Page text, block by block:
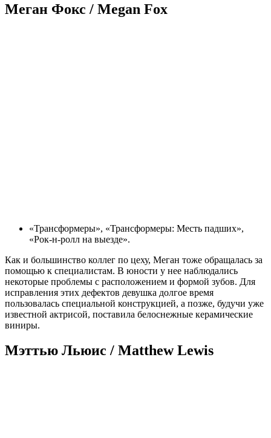
Меган Фокс / Megan Fox
«Трансформеры», «Трансформеры: Месть падших»,
«Рок-н-ролл на выезде».
Как и большинство коллег по цеху, Меган тоже обращалась за
помощью к специалистам. В юности у нее наблюдались
некоторые проблемы с расположением и формой зубов. Для
исправления этих дефектов девушка долгое время
пользовалась специальной конструкцией, а позже, будучи уже
известной актрисой, поставила белоснежные керамические
виниры.
Мэттью Льюис / Matthew Lewis